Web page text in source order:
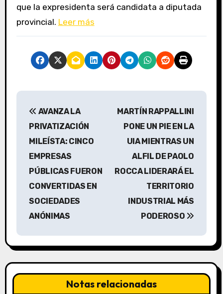
que la expresidenta será candidata a diputada
provincial. Leer más
N
i
ó
AVANZA LA
PRIVATIZACIÓN
MILEÍSTA: CINCO
EMPRESAS
PÚBLICAS FUERON
CONVERTIDAS EN
SOCIEDADES
ANÓNIMAS
MARTÍN RAPPALLINI
PONE UN PIE EN LA
UIA MIENTRAS UN
ALFIL DE PAOLO
ROCCA LIDERARÁ EL
TERRITORIO
INDUSTRIAL MÁS
PODEROSO
Notas relacionadas